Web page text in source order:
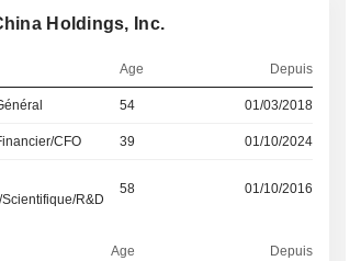
Holdings, Inc.
Age Depuis
54 01/03/2018
CFO 39 01/10/2024
R&D
58 01/10/2016
Age Depuis